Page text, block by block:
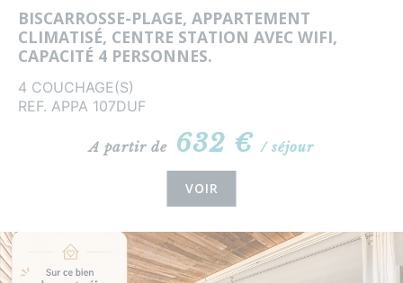
BISCARROSSE-PLAGE, APPARTEMENT
CLIMATISÉ, CENTRE STATION AVEC WIFI,
CAPACITÉ 4 PERSONNES.
4 COUCHAGE(S)
REF. APPA 107DUF
A partir de 632 €/ séjour
VOIR